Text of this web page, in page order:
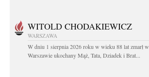
WITOLD CHODAKIEWICZ
WARSZAWA
W dniu 1 sierpnia 2026 roku w wieku 88 lat zmarł w
Warszawie ukochany Mąż, Tata, Dziadek i Brat...